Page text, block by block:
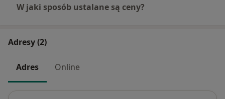
W jaki sposób ustalane są ceny?
Adresy (2)
Adres Online